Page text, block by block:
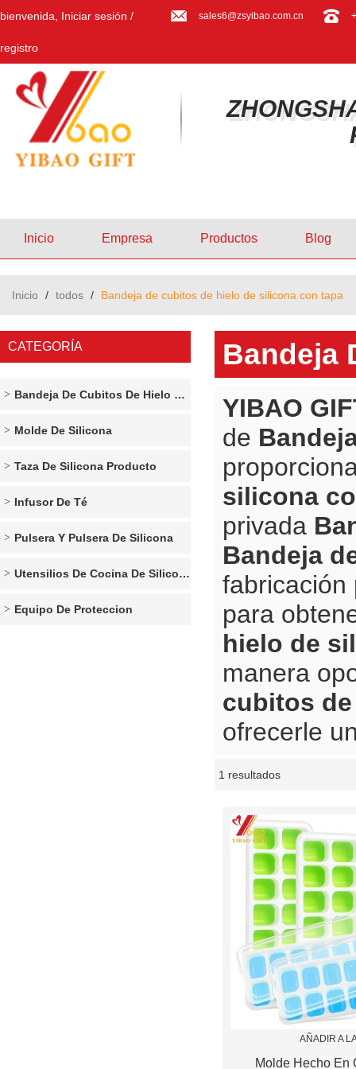
bienvenida, Iniciar sesión /
registro
sales6@zsyibao.com.cn
Inicio Empresa Productos Blog
Inicio / todos / Bandeja de cubitos de hielo de silicona con tapa
CATEGORÍA
Bandeja De Cubitos De Hielo De Silicona
Molde De Silicona
Taza De Silicona Producto
Infusor De Té
Pulsera Y Pulsera De Silicona
Utensilios De Cocina De Silicona
Equipo De Proteccion
Bandeja
YIBAO
de
silicona
privada
Bandeja
fabricación
para
hielo de
manera
cubitos
ofrecerle
1 resultados
AÑADIR A
Molde Hecho En